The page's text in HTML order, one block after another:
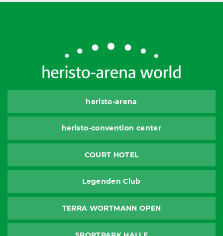
heristo-arena
heristo-convention center
COURT HOTEL
Legenden Club
TERRA WORTMANN OPEN